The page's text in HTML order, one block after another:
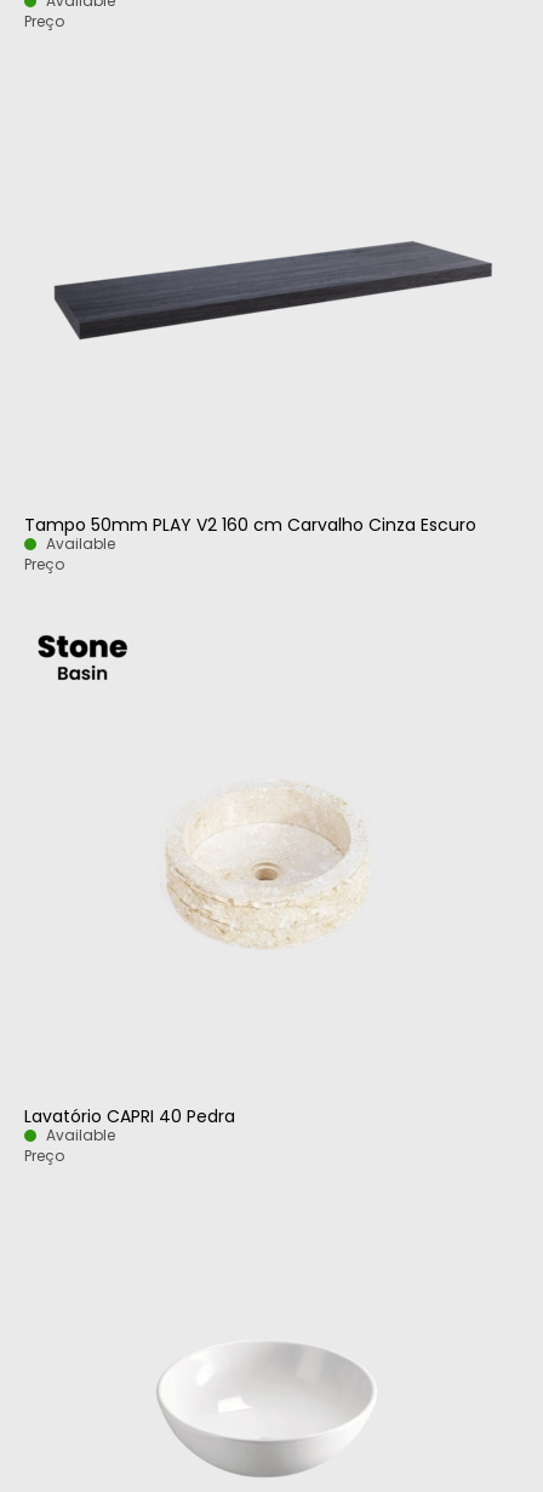
Preço
Tampo 50mm PLAY V2 160 cm Carvalho Cinza Escuro
Available
Preço
Lavatório CAPRI 40 Pedra
Available
Preço